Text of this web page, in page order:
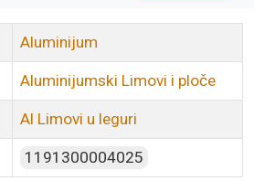
Aluminijum
Aluminijumski Limovi i ploče
Al Limovi u leguri
1191300004025